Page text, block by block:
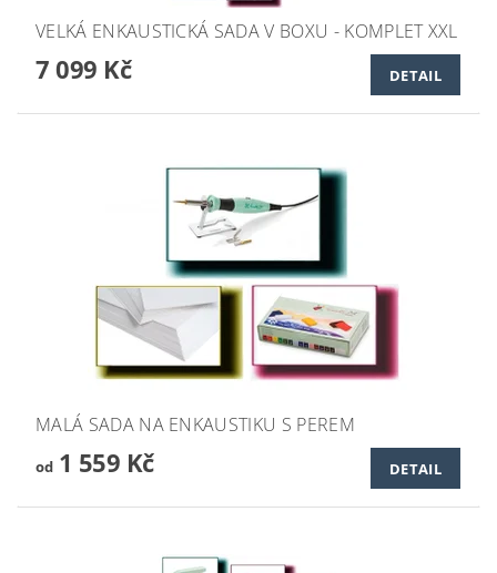
VELKÁ ENKAUSTICKÁ SADA V BOXU - KOMPLET XXL
7 099 Kč DETAIL
MALÁ SADA NA ENKAUSTIKU S PEREM
od1 559 Kč DETAIL